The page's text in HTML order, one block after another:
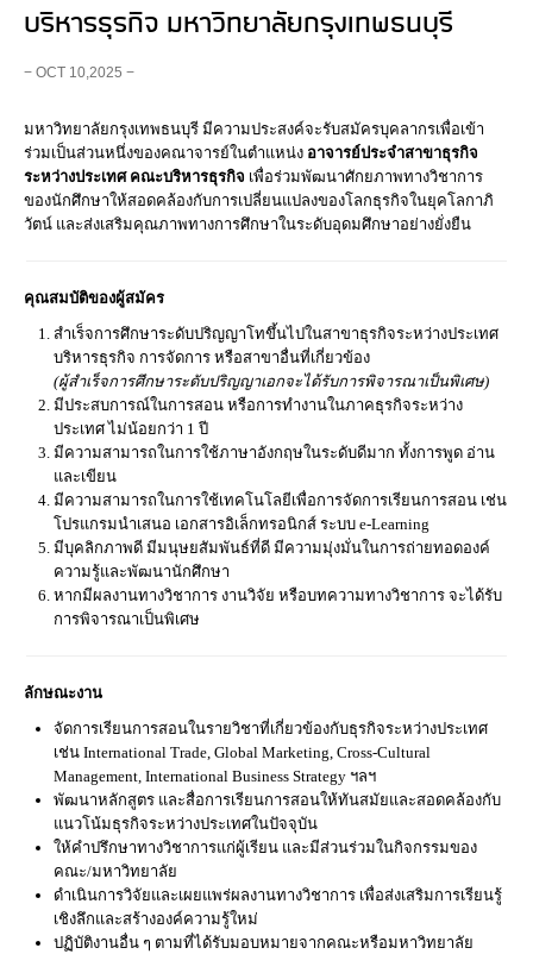
บริหารธุรกิจ มหาวิทยาลัยกรุงเทพธนบุรี
− OCT 10,2025 −
มหาวิทยาลัยกรุงเทพธนบุรี มีความประสงค์จะรับสมัครบุคลากรเพื่อเข้า
ร่วมเป็นส่วนหนึ่งของคณาจารย์ในตำแหน่ง อาจารย์ประจำสาขาธุรกิจ
ระหว่างประเทศ คณะบริหารธุรกิจ เพื่อร่วมพัฒนาศักยภาพทางวิชาการ
ของนักศึกษาให้สอดคล้องกับการเปลี่ยนแปลงของโลกธุรกิจในยุคโลกาภิ
วัตน์ และส่งเสริมคุณภาพทางการศึกษาในระดับอุดมศึกษาอย่างยั่งยืน
คุณสมบัติของผู้สมัคร
สำเร็จการศึกษาระดับปริญญาโทขึ้นไปในสาขาธุรกิจระหว่างประเทศ
บริหารธุรกิจ การจัดการ หรือสาขาอื่นที่เกี่ยวข้อง
(ผู้สำเร็จการศึกษาระดับปริญญาเอกจะได้รับการพิจารณาเป็นพิเศษ)
มีประสบการณ์ในการสอน หรือการทำงานในภาคธุรกิจระหว่าง
ประเทศ ไม่น้อยกว่า 1 ปี
มีความสามารถในการใช้ภาษาอังกฤษในระดับดีมาก ทั้งการพูด อ่าน
และเขียน
มีความสามารถในการใช้เทคโนโลยีเพื่อการจัดการเรียนการสอน เช่น
โปรแกรมนำเสนอ เอกสารอิเล็กทรอนิกส์ ระบบ e-Learning
มีบุคลิกภาพดี มีมนุษยสัมพันธ์ที่ดี มีความมุ่งมั่นในการถ่ายทอดองค์
ความรู้และพัฒนานักศึกษา
หากมีผลงานทางวิชาการ งานวิจัย หรือบทความทางวิชาการ จะได้รับ
การพิจารณาเป็นพิเศษ
ลักษณะงาน
จัดการเรียนการสอนในรายวิชาที่เกี่ยวข้องกับธุรกิจระหว่างประเทศ
เช่น International Trade, Global Marketing, Cross-Cultural
Management, International Business Strategy ฯลฯ
พัฒนาหลักสูตร และสื่อการเรียนการสอนให้ทันสมัยและสอดคล้องกับ
แนวโน้มธุรกิจระหว่างประเทศในปัจจุบัน
ให้คำปรึกษาทางวิชาการแก่ผู้เรียน และมีส่วนร่วมในกิจกรรมของ
คณะ/มหาวิทยาลัย
ดำเนินการวิจัยและเผยแพร่ผลงานทางวิชาการ เพื่อส่งเสริมการเรียนรู้
เชิงลึกและสร้างองค์ความรู้ใหม่
ปฏิบัติงานอื่น ๆ ตามที่ได้รับมอบหมายจากคณะหรือมหาวิทยาลัย